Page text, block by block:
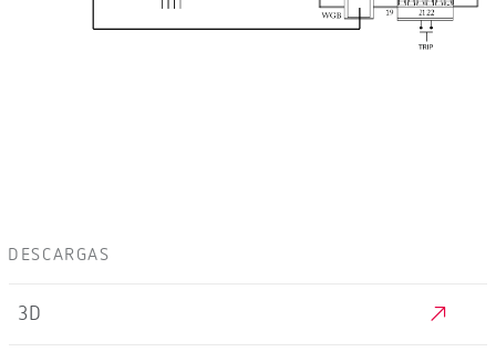
DESCARGAS
3D